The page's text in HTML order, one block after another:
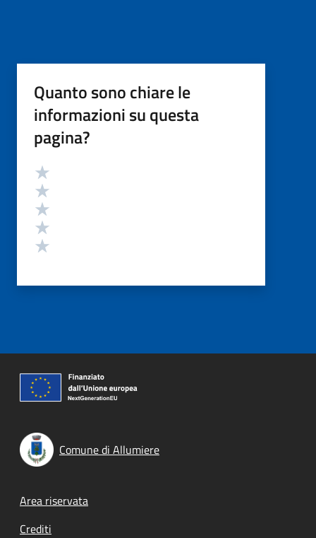
Quanto sono chiare le
informazioni su questa
pagina?
Valutazione
Comune di Allumiere
Footer menu
Area riservata
Crediti